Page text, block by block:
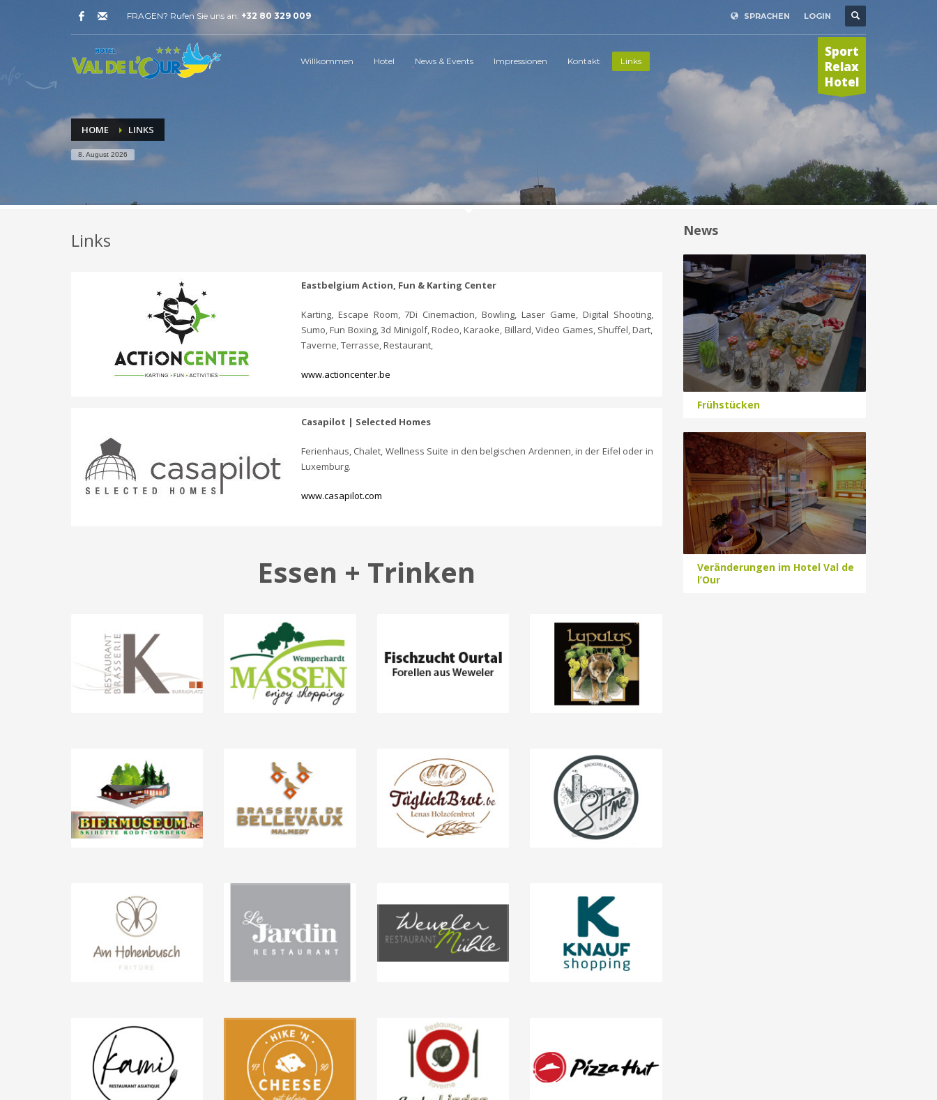
FRAGEN? Rufen Sie uns an: +32 80 329 009 SPRACHEN LOGIN
Willkommen Hotel News & Events Impressionen Kontakt Links
Sport
Relax
Hotel
HOME LINKS
8. August 2026
Links
Eastbelgium Action, Fun & Karting Center
Karting, Escape Room, 7Di Cinemaction, Bowling, Laser Game, Digital Shooting,
Sumo, Fun Boxing, 3d Minigolf, Rodeo, Karaoke, Billard, Video Games, Shuffel, Dart,
Taverne, Terrasse, Restaurant,
www.actioncenter.be
Casapilot | Selected Homes
Ferienhaus, Chalet, Wellness Suite in den belgischen Ardennen, in der Eifel oder in
Luxemburg.
www.casapilot.com
Essen + Trinken
News
Frühstücken
Veränderungen im Hotel Val de
l’Our